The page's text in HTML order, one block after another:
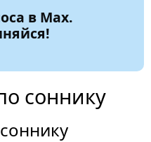
в Max.
соннику